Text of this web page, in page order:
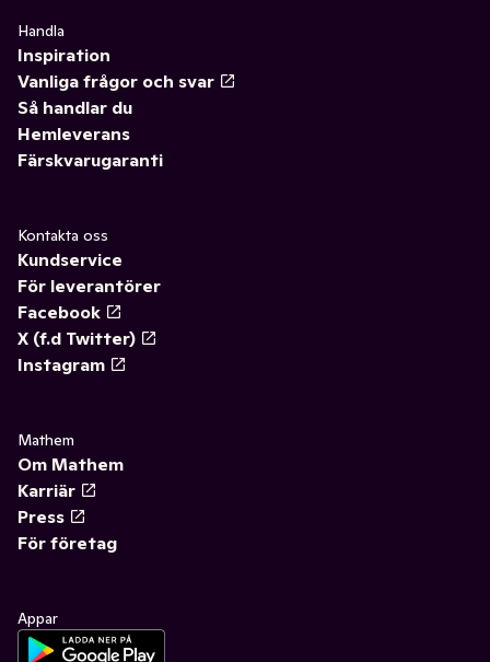
Handla
Inspiration
Vanliga frågor och svar
Så handlar du
Hemleverans
Färskvarugaranti
Kontakta oss
Kundservice
För leverantörer
Facebook
X (f.d Twitter)
Instagram
Mathem
Om Mathem
Karriär
Press
För företag
Appar